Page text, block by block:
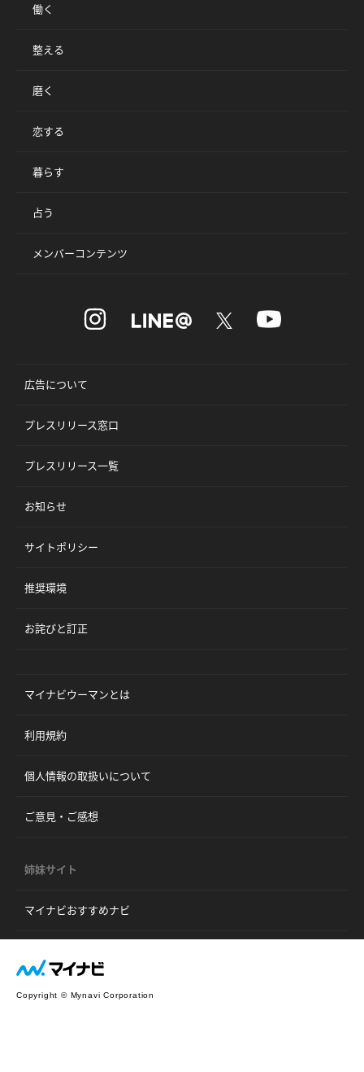
働く
整える
磨く
恋する
暮らす
占う
メンバーコンテンツ
広告について
プレスリリース窓口
プレスリリース一覧
お知らせ
サイトポリシー
推奨環境
お詫びと訂正
マイナビウーマンとは
利用規約
個人情報の取扱いについて
ご意見・ご感想
姉妹サイト
マイナビおすすめナビ
Copyright © Mynavi Corporation